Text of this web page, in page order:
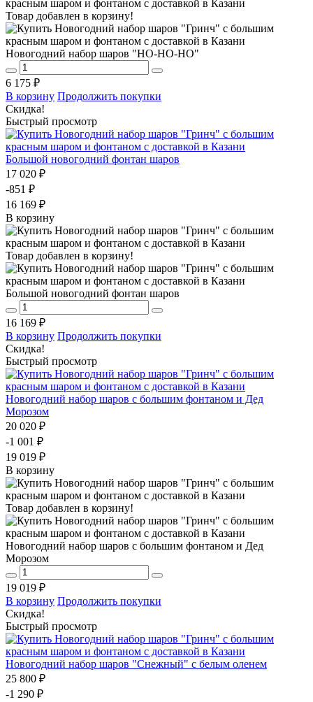
Товар добавлен в корзину!
Новогодний набор шаров "НО-НО-НО"
6 175 ₽
В корзину Продолжить покупки
Скидка!
Быстрый просмотр
Большой новогодний фонтан шаров
17 020 ₽
-851 ₽
16 169 ₽
В корзину
Товар добавлен в корзину!
Большой новогодний фонтан шаров
16 169 ₽
В корзину Продолжить покупки
Скидка!
Быстрый просмотр
Новогодний набор шаров с большим фонтаном и Дед
Морозом
20 020 ₽
-1 001 ₽
19 019 ₽
В корзину
Товар добавлен в корзину!
Новогодний набор шаров с большим фонтаном и Дед
Морозом
19 019 ₽
В корзину Продолжить покупки
Скидка!
Быстрый просмотр
Новогодний набор шаров "Снежный" с белым оленем
25 800 ₽
-1 290 ₽